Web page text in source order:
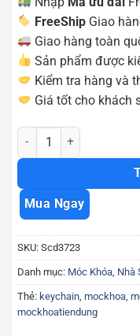
FreeShip Giao
Giao hàng toàn
Sản phẩm được
Kiểm tra hàng và
Giá tốt cho khách
Móc khóa 12 con giáp
Mua Ngay
SKU: Scd3723
Danh mục: Móc Khóa, Nhà
Thẻ: keychain, mockhoa,
mockhoatiendung